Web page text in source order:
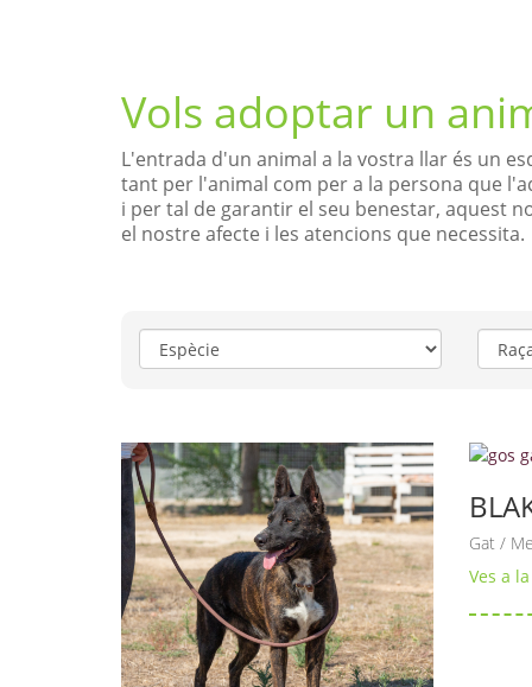
Vols adoptar un
L'entrada d'un animal a la vostra llar és un
tant per l'animal com per a la persona que
i per tal de garantir el seu benestar, aquest
el nostre afecte i les atencions que necessita.
Espècie Raça
Gat /
Ves a